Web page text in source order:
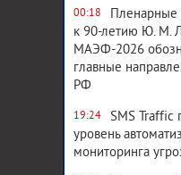
00:18
Пленарные
к 90-летию Ю. М.
МАЭФ-2026
главные
РФ
19:24
SMS Traffic
уровень
мониторинга